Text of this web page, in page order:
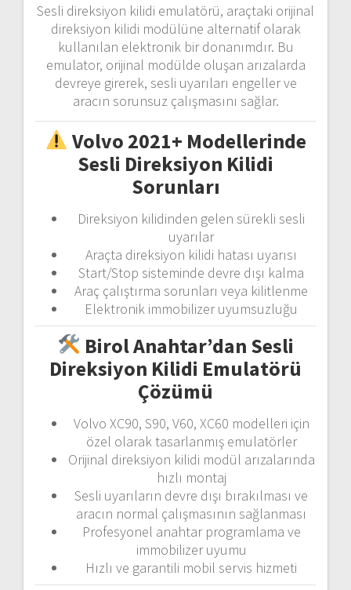
Sesli direksiyon kilidi emulatörü, araçtaki orijinal
direksiyon kilidi modülüne alternatif olarak
kullanılan elektronik bir donanımdır. Bu
emulator, orijinal modülde oluşan arızalarda
devreye girerek, sesli uyarıları engeller ve
aracın sorunsuz çalışmasını sağlar.
Volvo 2021+ Modellerinde
Sesli Direksiyon Kilidi
Sorunları
Direksiyon kilidinden gelen sürekli sesli
uyarılar
Araçta direksiyon kilidi hatası uyarısı
Start/Stop sisteminde devre dışı kalma
Araç çalıştırma sorunları veya kilitlenme
Elektronik immobilizer uyumsuzluğu
Birol Anahtar’dan Sesli
Direksiyon Kilidi Emulatörü
Çözümü
Volvo XC90, S90, V60, XC60 modelleri için
özel olarak tasarlanmış emulatörler
Orijinal direksiyon kilidi modül arızalarında
hızlı montaj
Sesli uyarıların devre dışı bırakılması ve
aracın normal çalışmasının sağlanması
Profesyonel anahtar programlama ve
immobilizer uyumu
Hızlı ve garantili mobil servis hizmeti